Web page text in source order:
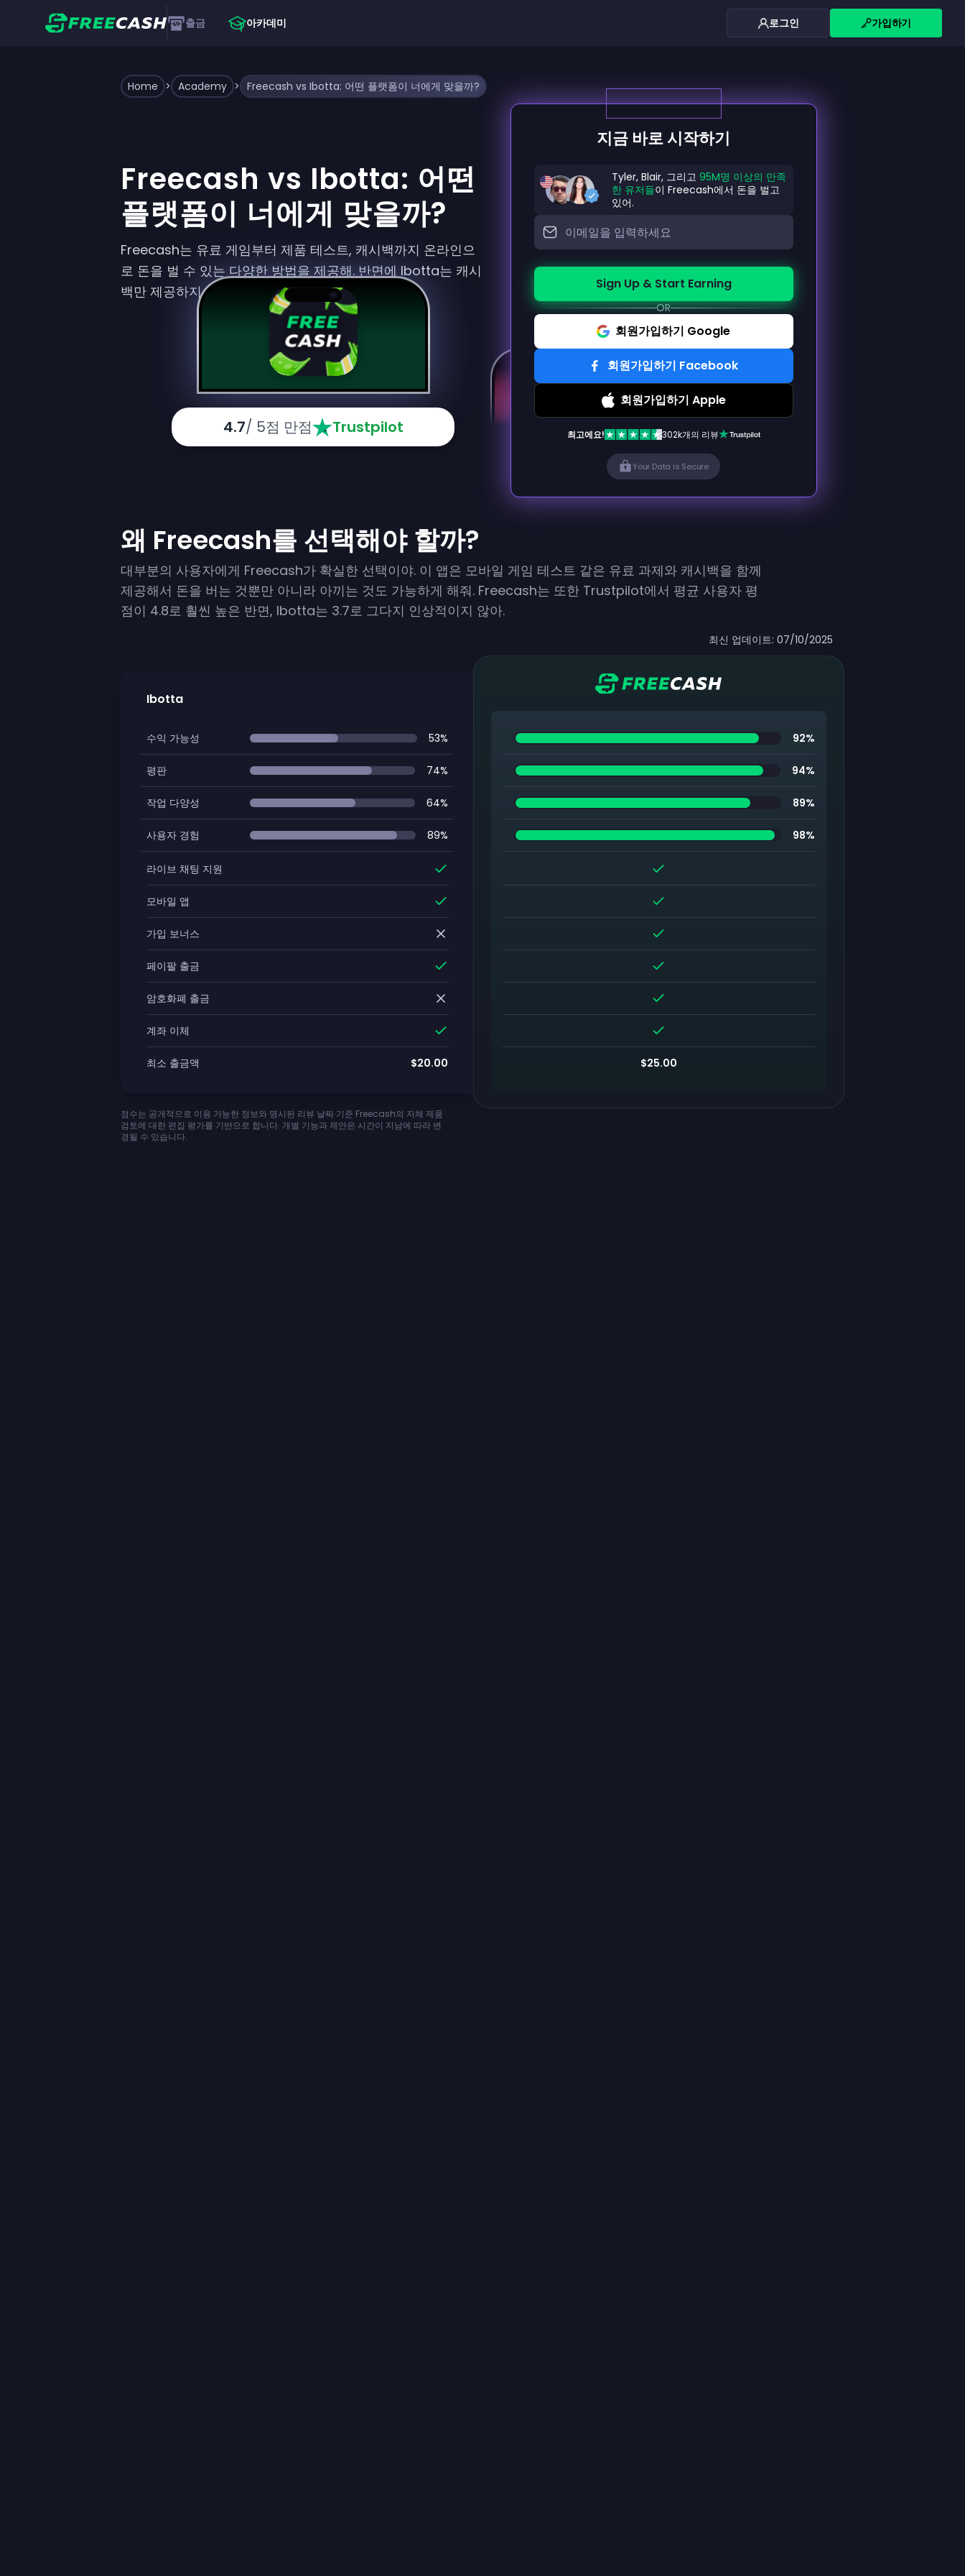
출금 아카데미 로그인 가입하기
Home > Academy > Freecash vs Ibotta: 어떤 플랫폼이 너에게 맞을까?
Freecash vs Ibotta: 어떤
플랫폼이 너에게 맞을까?
Freecash는 유료 게임부터 제품 테스트, 캐시백까지 온라인으
로 돈을 벌 수 있는 다양한 방법을 제공해. 반면에 Ibotta는 캐시
백만 제공하지.
4.7/ 5점 만점 Trustpilot
지금 바로 시작하기
Tyler, Blair, 그리고 95M명 이상의 만족
한 유저들이 Freecash에서 돈을 벌고
있어.
Sign Up & Start Earning
OR
회원가입하기 Google
회원가입하기 Facebook
회원가입하기 Apple
최고에요! 302k개의 리뷰
Your Data is Secure
왜 Freecash를 선택해야 할까?
대부분의 사용자에게 Freecash가 확실한 선택이야. 이 앱은 모바일 게임 테스트 같은 유료 과제와 캐시백을 함께
제공해서 돈을 버는 것뿐만 아니라 아끼는 것도 가능하게 해줘. Freecash는 또한 Trustpilot에서 평균 사용자 평
점이 4.8로 훨씬 높은 반면, Ibotta는 3.7로 그다지 인상적이지 않아.
최신 업데이트: 07/10/2025
Ibotta
수익 가능성 53%
평판 74%
작업 다양성 64%
사용자 경험 89%
라이브 채팅 지원
모바일 앱
가입 보너스
페이팔 출금
암호화폐 출금
계좌 이체
최소 출금액 $20.00
92%
94%
89%
98%
$25.00
점수는 공개적으로 이용 가능한 정보와 명시된 리뷰 날짜 기준 Freecash의 자체 제품
검토에 대한 편집 평가를 기반으로 합니다. 개별 기능과 제안은 시간이 지남에 따라 변
경될 수 있습니다.